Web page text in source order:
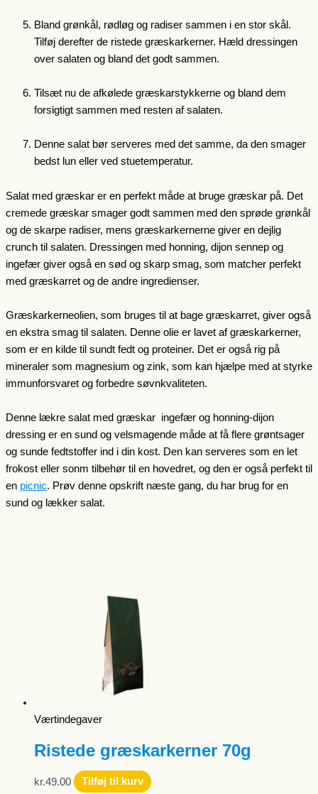
Bland grønkål, rødløg og radiser sammen i en stor skål.
Tilføj derefter de ristede græskarkerner. Hæld dressingen
over salaten og bland det godt sammen.
Tilsæt nu de afkølede græskarstykkerne og bland dem
forsigtigt sammen med resten af salaten.
Denne salat bør serveres med det samme, da den smager
bedst lun eller ved stuetemperatur.
Salat med græskar er en perfekt måde at bruge græskar på. Det
cremede græskar smager godt sammen med den sprøde grønkål
og de skarpe radiser, mens græskarkernerne giver en dejlig
crunch til salaten. Dressingen med honning, dijon sennep og
ingefær giver også en sød og skarp smag, som matcher perfekt
med græskarret og de andre ingredienser.
Græskarkerneolien, som bruges til at bage græskarret, giver også
en ekstra smag til salaten. Denne olie er lavet af græskarkerner,
som er en kilde til sundt fedt og proteiner. Det er også rig på
mineraler som magnesium og zink, som kan hjælpe med at styrke
immunforsvaret og forbedre søvnkvaliteten.
Denne lækre salat med græskar ingefær og honning-dijon
dressing er en sund og velsmagende måde at få flere grøntsager
og sunde fedtstoffer ind i din kost. Den kan serveres som en let
frokost eller sonm tilbehør til en hovedret, og den er også perfekt til
en picnic. Prøv denne opskrift næste gang, du har brug for en
sund og lækker salat.
Værtindegaver
Ristede græskarkerner 70g
kr.49.00 Tilføj til kurv